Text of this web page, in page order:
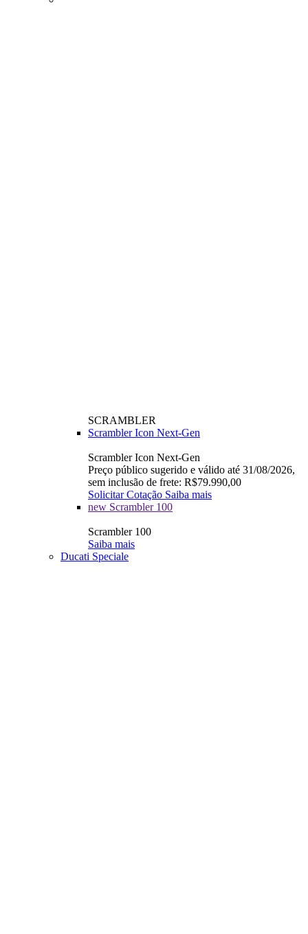
SCRAMBLER
Scrambler Icon Next-Gen
Scrambler Icon Next-Gen
Preço público sugerido e válido até 31/08/2026,
sem inclusão de frete: R$79.990,00
Solicitar Cotação Saiba mais
new Scrambler 100
Scrambler 100
Saiba mais
Ducati Speciale